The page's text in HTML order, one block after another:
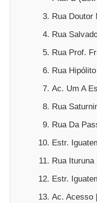
Rua Doutor
Rua
Rua Prof.
Rua
Ac. Um A
Rua
Rua Da
Estr.
Rua Ituruna
Estr.
Ac. Acesso